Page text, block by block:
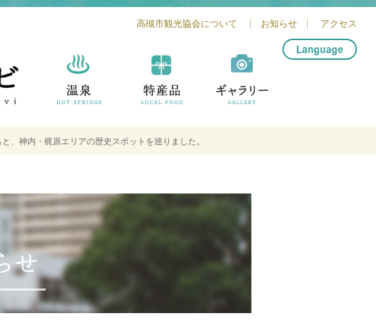
高槻市観光協会について お知らせ アクセス
、神内・梶原エリアの歴史スポットを巡りました。